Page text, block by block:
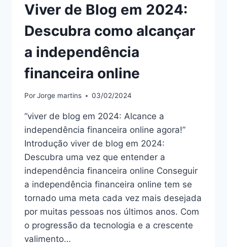
Viver de Blog em 2024:
Descubra como alcançar
a independência
financeira online
PorJorge martins 03/02/2024
“viver de blog em 2024: Alcance a
independência financeira online agora!”
Introdução viver de blog em 2024:
Descubra uma vez que entender a
independência financeira online Conseguir
a independência financeira online tem se
tornado uma meta cada vez mais desejada
por muitas pessoas nos últimos anos. Com
o progressão da tecnologia e a crescente
valimento…